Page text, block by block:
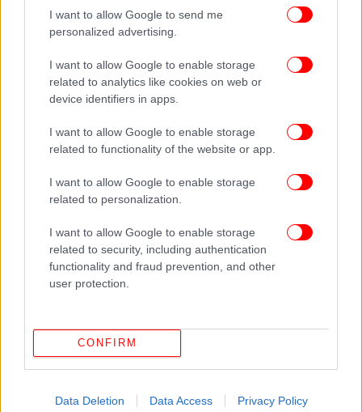
I want to allow Google to send me
personalized advertising.
I want to allow Google to enable storage
related to analytics like cookies on web or
device identifiers in apps.
I want to allow Google to enable storage
related to functionality of the website or app.
I want to allow Google to enable storage
related to personalization.
I want to allow Google to enable storage
related to security, including authentication
functionality and fraud prevention, and other
user protection.
CONFIRM
Data Deletion Data Access Privacy Policy
ΠΕΡΙΣΣΟΤΕΡΑ ΒΙΝΤΕΟ
Ακολουθήστε το στο Google Newsκαι μάθετε
πρώτοι όλες τις ειδήσεις